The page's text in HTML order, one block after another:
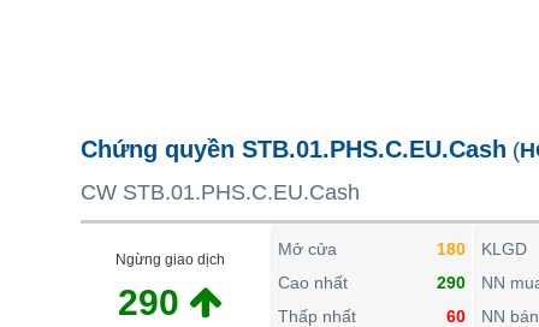
Chứng quyền STB.01.PHS.C.EU.Cash (
CW STB.01.PHS.C.EU.Cash
Ngừng giao dịch
290
Mở cửa
180
Cao nhất
290
Thấp nhất
60
KLGD
NN
NN bán
BẤT ĐỘNG SẢN
TÀI CHÍNH
KINH TẾ
THẾ GIỚI